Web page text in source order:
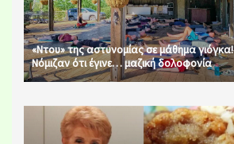
«Ντου» της αστυνομίας σε μάθημα γιόγκα!
Νόμιζαν ότι έγινε… μαζική δολοφονία